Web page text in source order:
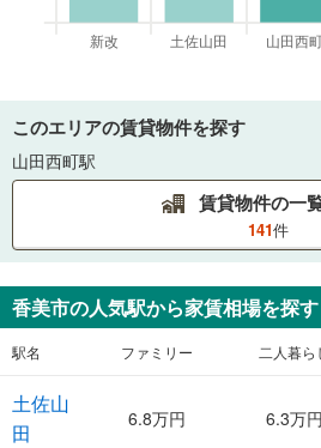
このエリアの賃貸物件を探す
山田西町駅
賃貸物件の一
141件
香美市の人気駅から家賃相場を探す
駅名 ファミリー 二人暮ら
土佐山
田
6.8万円 6.3万円